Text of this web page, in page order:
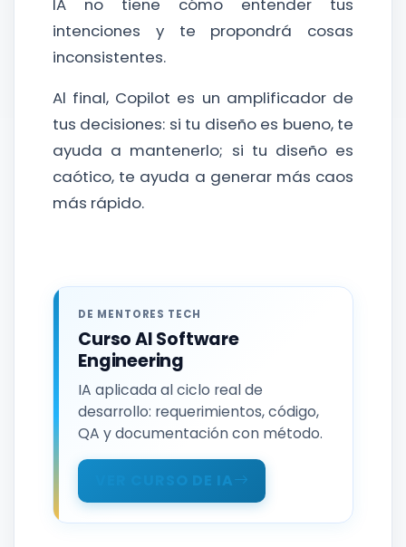
IA no tiene cómo entender tus
intenciones y te propondrá cosas
inconsistentes.
Al final, Copilot es un amplificador de
tus decisiones: si tu diseño es bueno, te
ayuda a mantenerlo; si tu diseño es
caótico, te ayuda a generar más caos
más rápido.
DE MENTORES TECH
Curso AI Software
Engineering
IA aplicada al ciclo real de
desarrollo: requerimientos, código,
QA y documentación con método.
VER CURSO DE IA